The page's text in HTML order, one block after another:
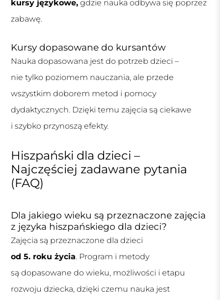
kursy językowe, gdzie nauka odbywa się poprzez
zabawę.
Kursy dopasowane do kursantów
Nauka dopasowana jest do potrzeb dzieci –
nie tylko poziomem nauczania, ale przede
wszystkim doborem metod i pomocy
dydaktycznych. Dzięki temu zajęcia są ciekawe
i szybko przynoszą efekty.
Hiszpański dla dzieci –
Najczęściej zadawane pytania
(FAQ)
Dla jakiego wieku są przeznaczone zajęcia
z języka hiszpańskiego dla dzieci?
Zajęcia są przeznaczone dla dzieci
od 5. roku życia. Program i metody
są dopasowane do wieku, możliwości i etapu
rozwoju dziecka, dzięki czemu nauka jest